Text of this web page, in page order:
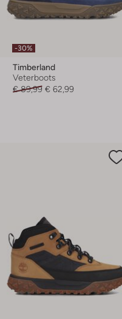
-30%
Timberland
Veterboots
€ 89,99 € 62,99